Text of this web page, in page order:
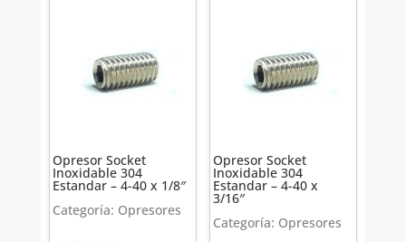
Opresor Socket
Inoxidable 304
Estandar – 4-40 x 1/8″
Categoría: Opresores
Opresor Socket
Inoxidable 304
Estandar – 4-40 x
3/16″
Categoría: Opresores